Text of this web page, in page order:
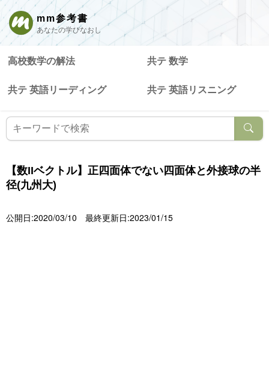
mm参考書
あなたの学びなおし
高校数学の解法 共テ 数学
共テ 英語リーディング 共テ 英語リスニング
【数IIベクトル】正四面体でない四面体と外接球の半
径(九州大)
公開日:2020/03/10 最終更新日:2023/01/15